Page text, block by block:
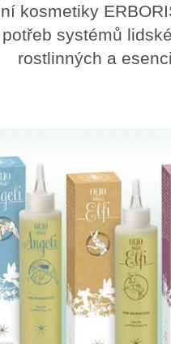
kosmetiky
systémů
rostlinných a